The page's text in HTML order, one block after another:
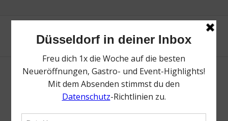
Neue Suche
Suchergebnis nicht zufriedenstellend? Versuche es mal mit
einem Wortteil oder einer anderen Schreibweise.